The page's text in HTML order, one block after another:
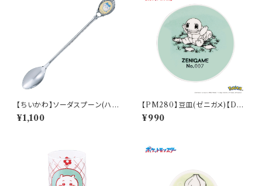
【ちいかわ】ソーダスプーン(ハチ
ワレ)【CKW40】CKW42-850
¥1,100
【PM280】豆皿(ゼニガメ)【Dail
y Sketch】PM283-333
¥990